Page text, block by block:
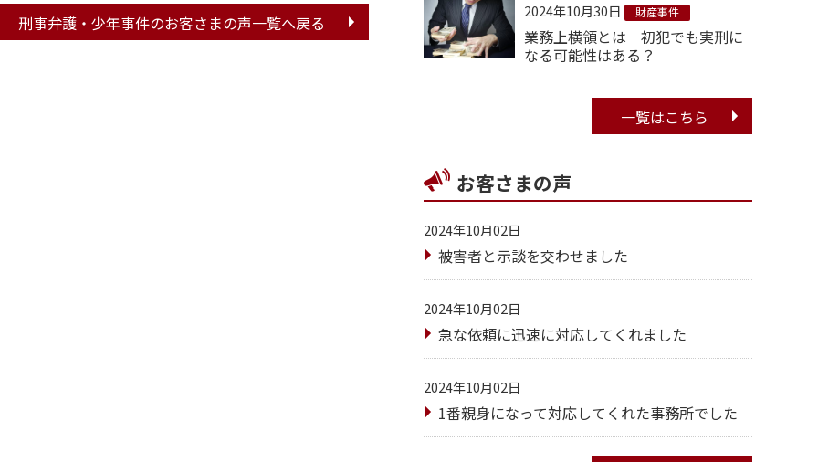
刑事弁護・少年事件のお客さまの声一覧へ戻る
2024年10月30日 財産事件
業務上横領とは｜初犯でも実刑に
なる可能性はある？
一覧はこちら
お客さまの声
2024年10月02日
被害者と示談を交わせました
2024年10月02日
急な依頼に迅速に対応してくれました
2024年10月02日
1番親身になって対応してくれた事務所でした